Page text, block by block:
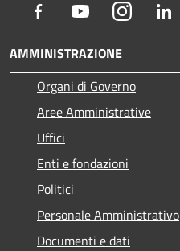
Facebook YoutubeInstagram
AMMINISTRAZIONE
Organi di Governo
Aree Amministrative
Uffici
Enti e fondazioni
Politici
Personale Amministrativo
Documenti e dati